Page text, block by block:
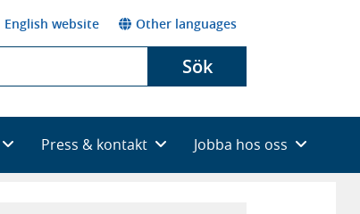
English website Other languages
Sök
Press & kontakt Jobba hos oss